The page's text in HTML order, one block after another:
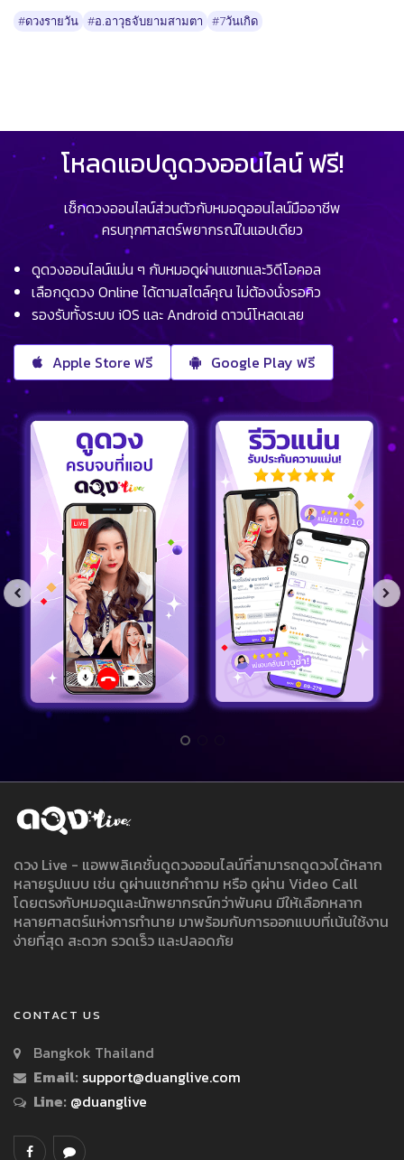
#ดวงรายวัน #อ.อาวุธจับยามสามตา #7วันเกิด
โหลดแอปดูดวงออนไลน์ ฟรี!
เช็กดวงออนไลน์ส่วนตัวกับหมอดูออนไลน์มืออาชีพ
ครบทุกศาสตร์พยากรณ์ในแอปเดียว
ดูดวงออนไลน์แม่น ๆ กับหมอดูผ่านแชทและวิดีโอคอล
เลือกดูดวง Online ได้ตามสไตล์คุณ ไม่ต้องนั่งรอคิว
รองรับทั้งระบบ iOS และ Android ดาวน์โหลดเลย
Apple Store ฟรี Google Play ฟรี
ดวง Live - แอพพลิเคชั่นดูดวงออนไลน์ที่สามารถดูดวงได้หลาก
หลายรูปแบบ เช่น ดูผ่านแชทคำถาม หรือ ดูผ่าน Video Call
โดยตรงกับหมอดูและนักพยากรณ์กว่าพันคน มีให้เลือกหลาก
หลายศาสตร์แห่งการทำนาย มาพร้อมกับการออกแบบที่เน้นใช้งาน
ง่ายที่สุด สะดวก รวดเร็ว และปลอดภัย
CONTACT US
Bangkok Thailand
Email: support@duanglive.com
Line: @duanglive